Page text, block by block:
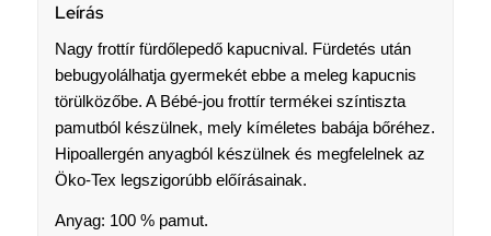
Leírás
Nagy frottír fürdőlepedő kapucnival. Fürdetés után
bebugyolálhatja gyermekét ebbe a meleg kapucnis
törülközőbe. A Bébé-jou frottír termékei színtiszta
pamutból készülnek, mely kíméletes babája bőréhez.
Hipoallergén anyagból készülnek és megfelelnek az
Öko-Tex legszigorúbb előírásainak.
Anyag: 100 % pamut.